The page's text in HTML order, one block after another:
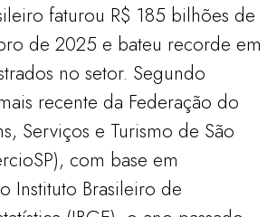
faturou R$ 185 bilhões de
de 2025 e bateu recorde em
no setor. Segundo
recente da Federação do
Serviços e Turismo de São
com base em
Instituto Brasileiro de